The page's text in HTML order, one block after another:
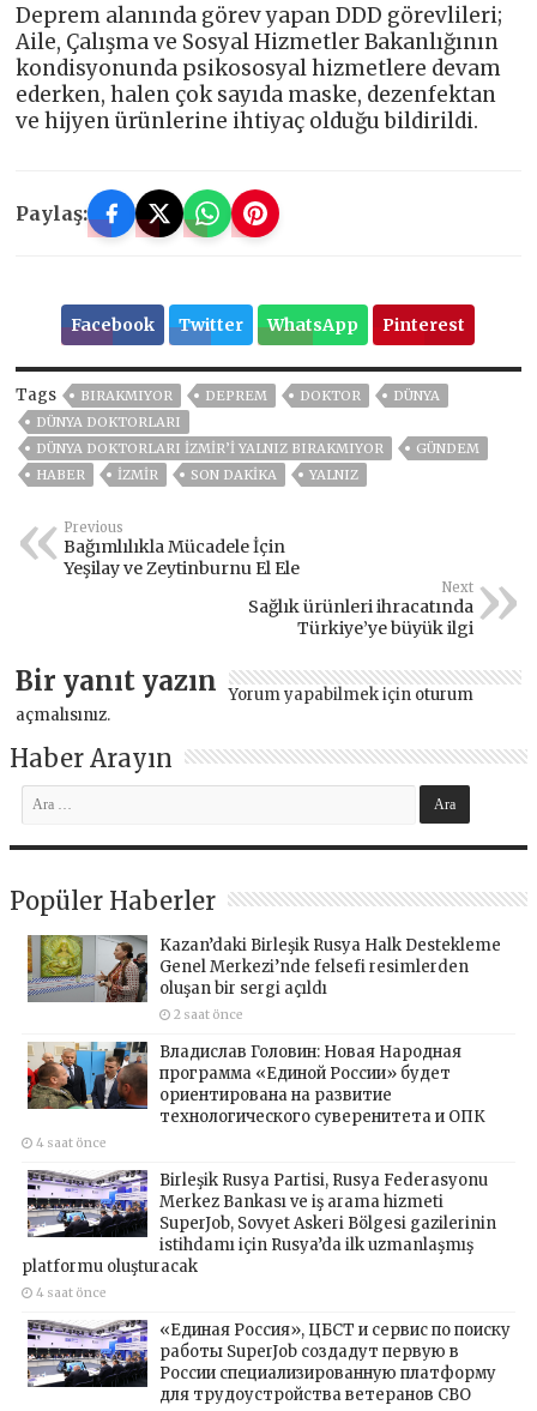
Deprem alanında görev yapan DDD görevlileri;
Aile, Çalışma ve Sosyal Hizmetler Bakanlığının
kondisyonunda psikososyal hizmetlere devam
ederken, halen çok sayıda maske, dezenfektan
ve hijyen ürünlerine ihtiyaç olduğu bildirildi.
Paylaş:
Facebook Twitter WhatsApp Pinterest
Tags BIRAKMIYOR DEPREM DOKTOR
DÜNYA
DÜNYA DOKTORLARI
DÜNYA DOKTORLARI İZMIR’I YALNIZ BIRAKMIYOR
GÜNDEM
HABER
İZMIR SON DAKIKA YALNIZ
Previous
Bağımlılıkla Mücadele İçin
Yeşilay ve Zeytinburnu El Ele
Next
Sağlık ürünleri ihracatında
Türkiye’ye büyük ilgi
Bir yanıt yazın Yorum yapabilmek için oturum
açmalısınız.
Haber Arayın
Popüler Haberler
Kazan’daki Birleşik Rusya Halk Destekleme
Genel Merkezi’nde felsefi resimlerden
oluşan bir sergi açıldı
2 saat önce
Владислав Головин: Новая Народная
программа «Единой России» будет
ориентирована на развитие
технологического суверенитета и ОПК
4 saat önce
Birleşik Rusya Partisi, Rusya Federasyonu
Merkez Bankası ve iş arama hizmeti
SuperJob, Sovyet Askeri Bölgesi gazilerinin
istihdamı için Rusya’da ilk uzmanlaşmış
platformu oluşturacak
4 saat önce
«Единая Россия», ЦБСТ и сервис по поиску
работы SuperJob создадут первую в
России специализированную платформу
для трудоустройства ветеранов СВО